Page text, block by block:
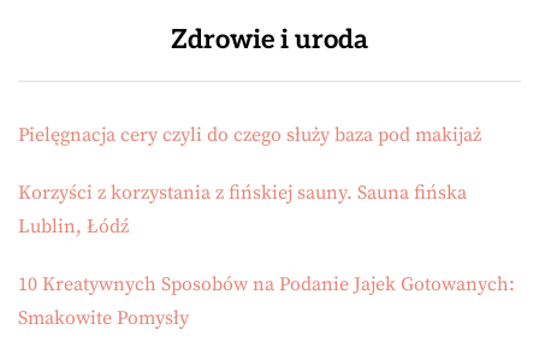
Zdrowie i uroda
Pielęgnacja cery czyli do czego służy baza pod makijaż
Korzyści z korzystania z fińskiej sauny. Sauna fińska
Lublin, Łódź
10 Kreatywnych Sposobów na Podanie Jajek Gotowanych:
Smakowite Pomysły